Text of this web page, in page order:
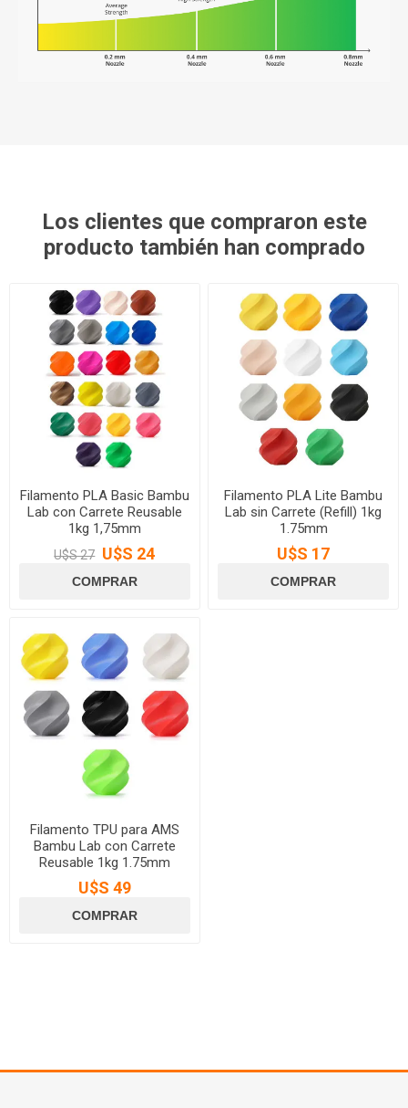
Los clientes que compraron este
producto también han comprado
Filamento PLA Basic Bambu
Lab con Carrete Reusable
1kg 1,75mm
U$S 27 U$S 24
Filamento PLA Lite Bambu
Lab sin Carrete (Refill) 1kg
1.75mm
U$S 17
Filamento TPU para AMS
Bambu Lab con Carrete
Reusable 1kg 1.75mm
U$S 49